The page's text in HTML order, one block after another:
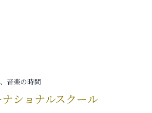
音楽の時間
ショナルスクール